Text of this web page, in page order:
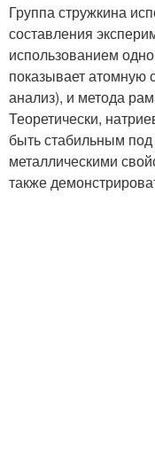
Группа стружкина
составления
использованием
показывает атомную
анализ), и метода
Теоретически,
быть стабильным
металлическими
также